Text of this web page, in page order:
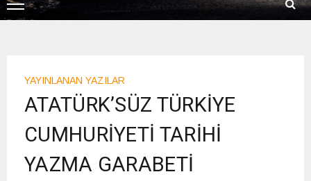
YAYINLANAN YAZILAR
ATATÜRK’SÜZ TÜRKİYE
CUMHURİYETİ TARİHİ
YAZMA GARABETİ